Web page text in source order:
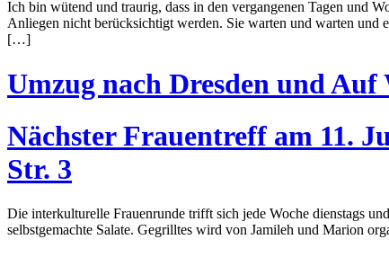
Ich bin wütend und traurig, dass in den vergangenen Tagen und
Anliegen nicht berücksichtigt werden. Sie warten und warten und
[…]
Umzug nach Dresden und Auf
Nächster Frauentreff am 11.
Str. 3
Die interkulturelle Frauenrunde trifft sich jede Woche dienstags
selbstgemachte Salate. Gegrilltes wird von Jamileh und Marion